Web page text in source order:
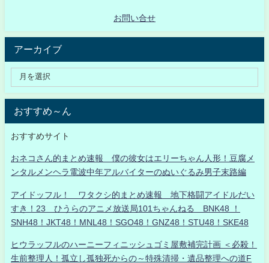
お問い合せ
アーカイブ
おすすめ～ん
おすすめサイト
おネコさん的まとめ速報 僕の彼女はエリーちゃん人形！豆腐メ
ンタルメンヘラ電波中年アルバイターのぬいぐるみ男子末路編
アイドッフル！ ワタクシ的まとめ速報 地下格闘アイドルだい
すき！23 ひうらのアニメ放送局101ちゃんねる BNK48 ！
SNH48！JKT48！MNL48！SGO48！GNZ48！STU48！SKE48
ヒウラッフルのハーニーフィニッシュゴミ屋敷補完計画 ＜必殺！
生前整理人！孤立し孤独死からの～特殊清掃・遺品整理への道F